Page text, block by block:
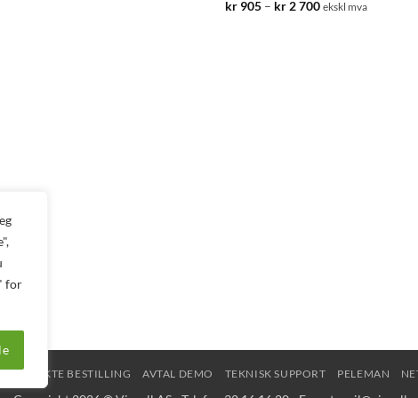
for
kr 905 – kr 2 700Prisområde:
ekskl mva
DIREKTE BESTILLING AVTAL DEMO TEKNISK SUPPORT PELEMAN